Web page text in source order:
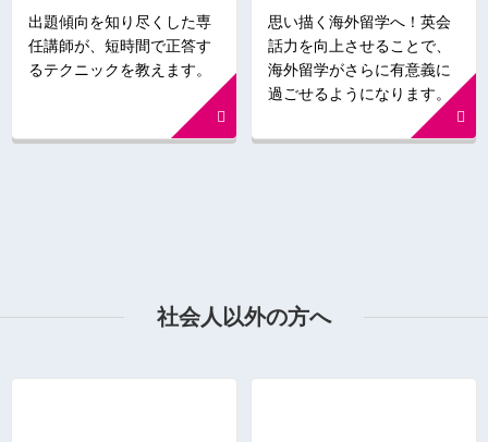
出題傾向を知り尽くした専
任講師が、短時間で正答す
るテクニックを教えます。
思い描く海外留学へ！英会
話力を向上させることで、
海外留学がさらに有意義に
過ごせるようになります。
社会人以外の方へ